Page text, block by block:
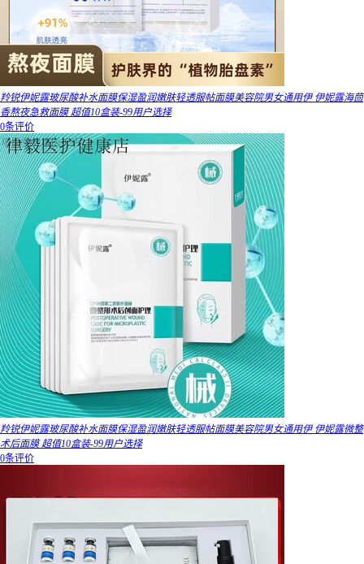
羚锐伊妮露玻尿酸补水面膜保湿盈润嫩肤轻透服帖面膜美容院男女通用伊 伊妮露海茴
香熬夜急救面膜 超值10盒装-99用户选择
0条评价
羚锐伊妮露玻尿酸补水面膜保湿盈润嫩肤轻透服帖面膜美容院男女通用伊 伊妮露微整
术后面膜 超值10盒装-99用户选择
0条评价